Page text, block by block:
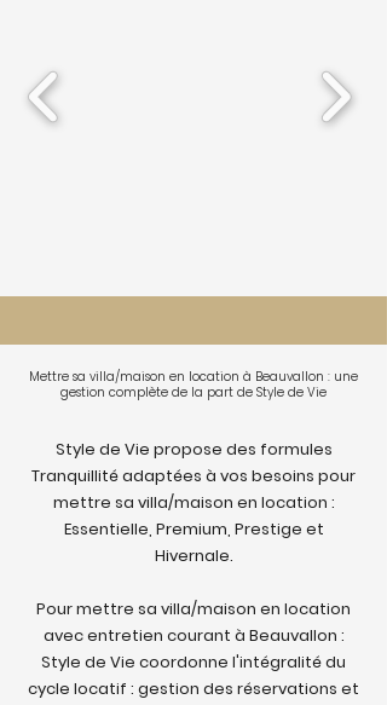
Mettre sa villa/maison en location à Beauvallon : une
gestion complète de la part de Style de Vie
Style de Vie propose des formules
Tranquillité adaptées à vos besoins pour
mettre sa villa/maison en location :
Essentielle, Premium, Prestige et
Hivernale.
Pour mettre sa villa/maison en location
avec entretien courant à Beauvallon :
Style de Vie coordonne l'intégralité du
cycle locatif : gestion des réservations et